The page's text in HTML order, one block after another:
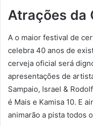
Atrações da
A o maior festival de
celebra 40 anos de
cerveja oficial será
apresentações de
Sampaio, Israel &
é Mais e Kamisa 10. E
animarão a pista todos